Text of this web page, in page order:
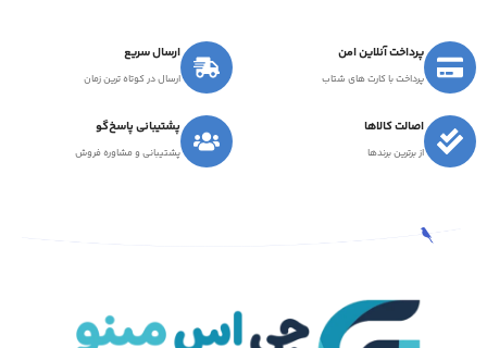
پرداخت آنلاین امن
پرداخت با کارت های شتاب
ارسال سریع
ارسال در کوتاه ترین زمان
اصالت کالاها
از برترین برندها
پشتیبانی پاسخ‌گو
پشتیبانی و مشاوره فروش